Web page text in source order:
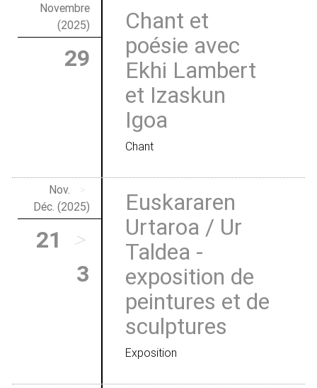
Novembre
(2025)
29
Chant et
poésie avec
Ekhi Lambert
et Izaskun
Igoa
Chant
Nov.
>
Déc. (2025)
21
>
3
Euskararen
Urtaroa / Ur
Taldea -
exposition de
peintures et de
sculptures
Exposition